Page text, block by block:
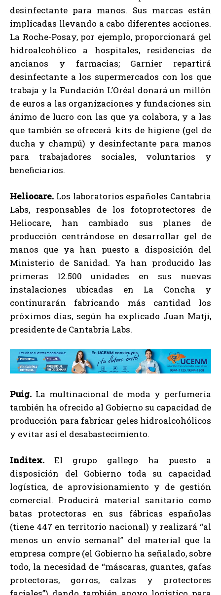
desinfectante para manos. Sus marcas están
implicadas llevando a cabo diferentes acciones.
La Roche-Posay, por ejemplo, proporcionará gel
hidroalcohólico a hospitales, residencias de
ancianos y farmacias; Garnier repartirá
desinfectante a los supermercados con los que
trabaja y la Fundación L’Oréal donará un millón
de euros a las organizaciones y fundaciones sin
ánimo de lucro con las que ya colabora, y a las
que también se ofrecerá kits de higiene (gel de
ducha y champú) y desinfectante para manos
para trabajadores sociales, voluntarios y
beneficiarios.
Heliocare. Los laboratorios españoles Cantabria
Labs, responsables de los fotoprotectores de
Heliocare, han cambiado sus planes de
producción centrándose en desarrollar gel de
manos que ya han puesto a disposición del
Ministerio de Sanidad. Ya han producido las
primeras 12.500 unidades en sus nuevas
instalaciones ubicadas en La Concha y
continurarán fabricando más cantidad los
próximos días, según ha explicado Juan Matji,
presidente de Cantabria Labs.
Puig. La multinacional de moda y perfumería
también ha ofrecido al Gobierno su capacidad de
producción para fabricar geles hidroalcohólicos
y evitar así el desabastecimiento.
Inditex. El grupo gallego ha puesto a
disposición del Gobierno toda su capacidad
logística, de aprovisionamiento y de gestión
comercial. Producirá material sanitario como
batas protectoras en sus fábricas españolas
(tiene 447 en territorio nacional) y realizará “al
menos un envío semanal” del material que la
empresa compre (el Gobierno ha señalado, sobre
todo, la necesidad de “máscaras, guantes, gafas
protectoras, gorros, calzas y protectores